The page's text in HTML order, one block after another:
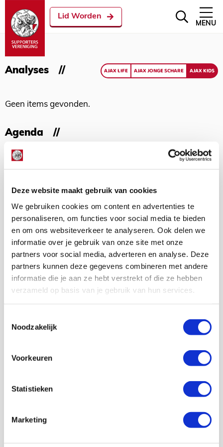
Deze website maakt gebruik van cookies
We gebruiken cookies om content en advertenties te
personaliseren, om functies voor social media te bieden
en om ons websiteverkeer te analyseren. Ook delen we
informatie over je gebruik van onze site met onze
partners voor social media, adverteren en analyse. Deze
partners kunnen deze gegevens combineren met andere
informatie die je aan ze hebt verstrekt of die ze hebben
verzameld op basis van je gebruik van hun services.
Noodzakelijk
Voorkeuren
Statistieken
Marketing
Lid Worden
MENU
Analyses AJAX LIFE AJAX JONGE SCHARE AJAX KIDS
Geen items gevonden.
Agenda
Geen items gevonden.
Met meer dan 150.000 Ajacieden
staan wij achter Ajax!
Lid worden
Volg ons ook op social
volgers
9,6K
volgers
7,5K